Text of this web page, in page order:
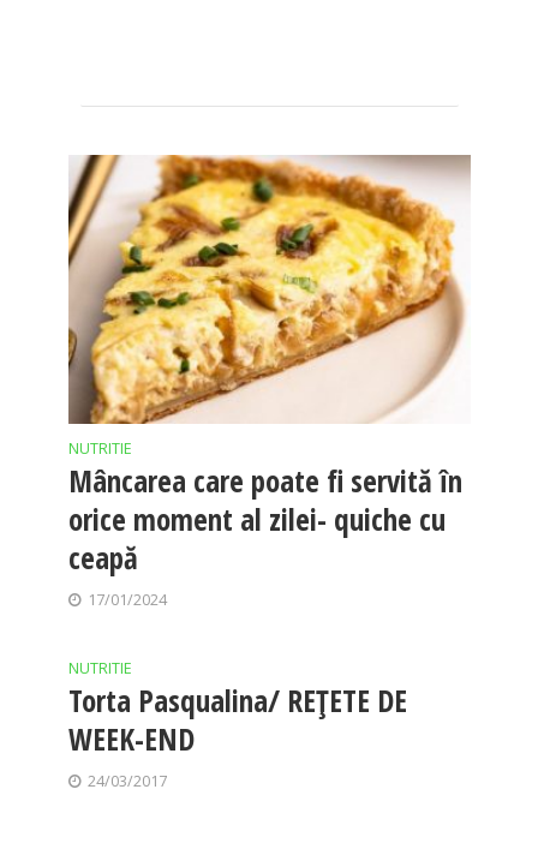
NUTRITIE
Mâncarea care poate fi servită în
orice moment al zilei- quiche cu
ceapă
17/01/2024
NUTRITIE
Torta Pasqualina/ REȚETE DE
WEEK-END
24/03/2017